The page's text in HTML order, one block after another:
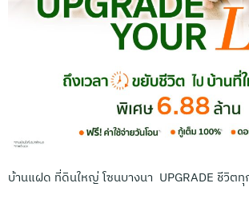
บ้านแฝด ที่ดินใหญ่ โซนบางนา UPGRADE ชีวิต